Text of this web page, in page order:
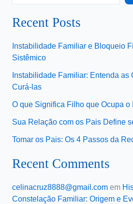
Recent Posts
Instabilidade Familiar e Bloqueio
Sistêmico
Instabilidade Familiar: Entenda as
Curá-las
O que Significa Filho que Ocupa o
Sua Relação com os Pais Define
Tomar os Pais: Os 4 Passos da
Recent Comments
celinacruz8888@gmail.comem
Constelação Familiar: Origem e